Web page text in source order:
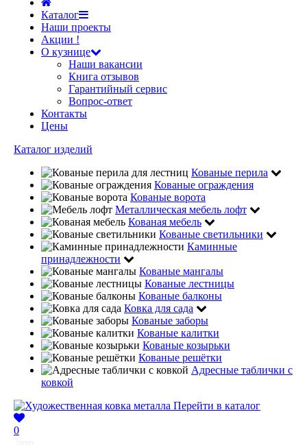
Каталог
Наши проекты
Акции !
О кузнице
Наши вакансии
Книга отзывов
Гарантийный сервис
Вопрос-ответ
Контакты
Цены
Каталог изделий
Кованые перила
Кованые ограждения
Кованые ворота
Металлическая мебель лофт
Кованая мебель
Кованые светильники
Каминные
принадлежности
Кованые мангалы
Кованые лестницы
Кованые балконы
Ковка для сада
Кованые заборы
Кованые калитки
Кованые козырьки
Кованые решётки
Адресные таблички с
ковкой
Перейти в каталог
0